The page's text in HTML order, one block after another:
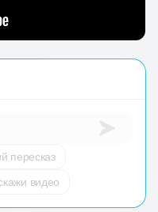
пересказ
видео